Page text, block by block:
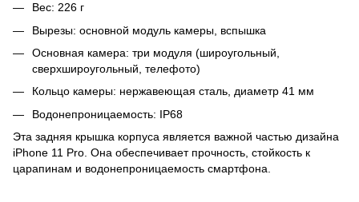
Вес: 226 г
Вырезы: основной модуль камеры, вспышка
Основная камера: три модуля (широугольный,
сверхшироугольный, телефото)
Кольцо камеры: нержавеющая сталь, диаметр 41 мм
Водонепроницаемость: IP68
Эта задняя крышка корпуса является важной частью дизайна
iPhone 11 Pro. Она обеспечивает прочность, стойкость к
царапинам и водонепроницаемость смартфона.